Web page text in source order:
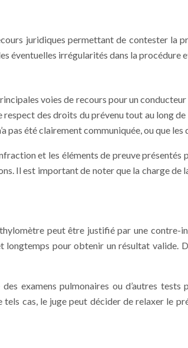
juridiques permettant de contester la
éventuelles irrégularités dans la procédure
voies de recours pour un
des droits du prévenu tout au long
pas été clairement communiquée, ou que les
et les éléments de preuve
Il est important de noter que la charge
peut être justifié par une contre-
pour obtenir un résultat valide.
examens pulmonaires ou d’autres tests
cas, le juge peut décider de relaxer le